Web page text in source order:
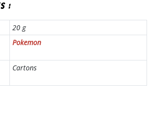
:
20 g
Pokemon
Cartons